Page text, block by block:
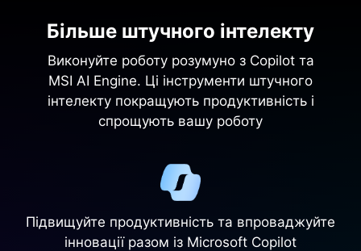
Більше штучного інтелекту
Виконуйте роботу розумуно з Copilot та
MSI AI Engine. Ці інструменти штучного
інтелекту покращують продуктивність і
спрощують вашу роботу
Підвищуйте продуктивність та впроваджуйте
інновації разом із Microsoft Copilot